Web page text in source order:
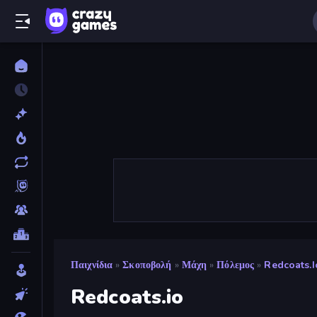
Παιχνίδια » Σκοποβολή » Μάχη » Πόλεμος »
Redcoats.io